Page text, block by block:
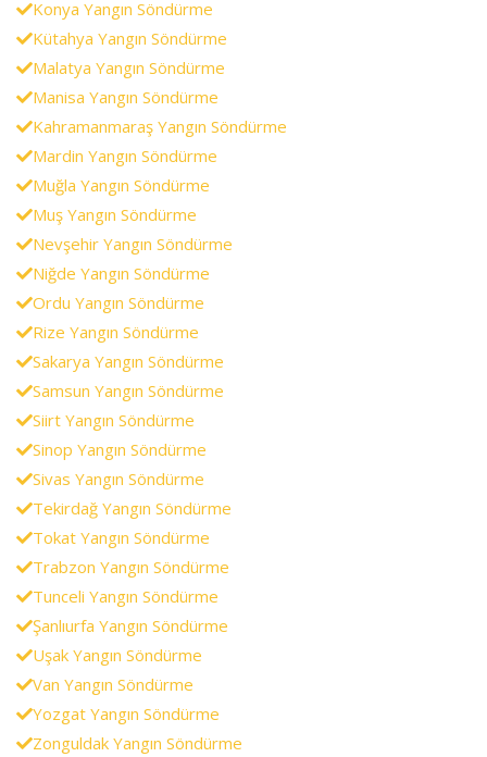
Konya Yangın Söndürme
Kütahya Yangın Söndürme
Malatya Yangın Söndürme
Manisa Yangın Söndürme
Kahramanmaraş Yangın Söndürme
Mardin Yangın Söndürme
Muğla Yangın Söndürme
Muş Yangın Söndürme
Nevşehir Yangın Söndürme
Niğde Yangın Söndürme
Ordu Yangın Söndürme
Rize Yangın Söndürme
Sakarya Yangın Söndürme
Samsun Yangın Söndürme
Siirt Yangın Söndürme
Sinop Yangın Söndürme
Sivas Yangın Söndürme
Tekirdağ Yangın Söndürme
Tokat Yangın Söndürme
Trabzon Yangın Söndürme
Tunceli Yangın Söndürme
Şanlıurfa Yangın Söndürme
Uşak Yangın Söndürme
Van Yangın Söndürme
Yozgat Yangın Söndürme
Zonguldak Yangın Söndürme